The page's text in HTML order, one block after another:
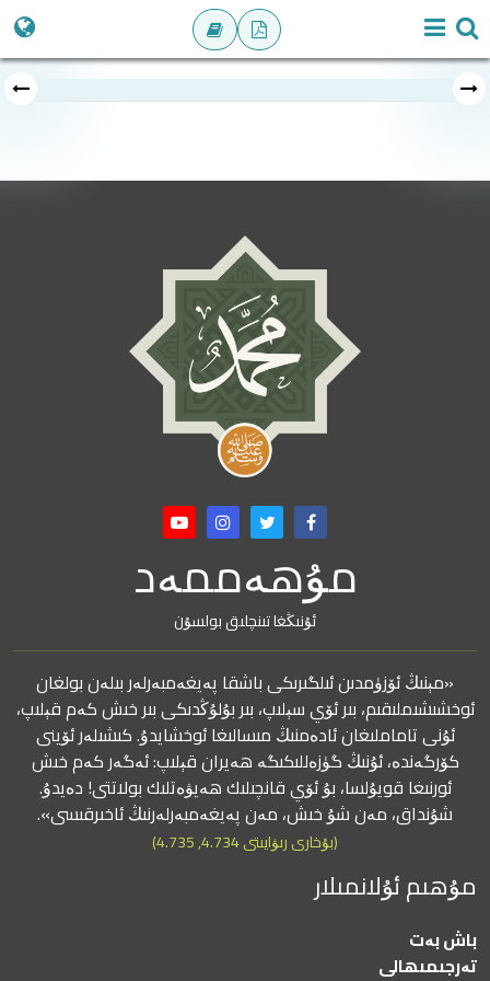
مۇھەممەد
ئۇنىڭغا تىنچلىق بولسۇن
«مېنىڭ ئۆزۈمدىن ئىلگىرىكى باشقا پەيغەمبەرلەر بىلەن بولغان
ئوخشىشىملىقىم، بىر ئۆي سېلىپ، بىر بۇلۇڭدىكى بىر خىش كەم قېلىپ،
ئۇنى تاماملىغان ئادەمنىڭ مىسالىغا ئوخشايدۇ. كىشىلەر ئۆينى
كۆرگەندە، ئۇنىڭ گۈزەللىكىگە ھەيران قېلىپ: ئەگەر كەم خىش
ئورنىغا قويۇلسا، بۇ ئۆي قانچىلىك ھەيۋەتلىك بولاتتى! دەيدۇ.
شۇنداق، مەن شۇ خىش، مەن پەيغەمبەرلەرنىڭ ئاخىرقىسى».
(بۇخارى رىۋايىتى 4.734, 4.735)
مۇھىم ئۇلانمىلار
باش بەت
تەرجىمىھالى